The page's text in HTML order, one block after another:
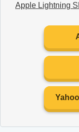
Apple Lightning